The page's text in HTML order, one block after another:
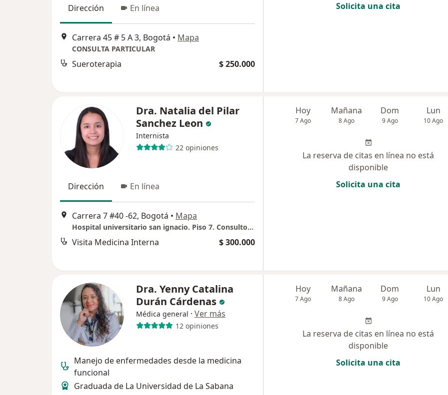
Dirección En línea
Carrera 45 # 5 A 3, Bogotá • Mapa
CONSULTA PARTICULAR
Sueroterapia $ 250.000
Solicita una cita
Dra. Natalia del Pilar
Sanchez Leon
Internista
22 opiniones
Dirección En línea
Carrera 7 #40 -62, Bogotá • Mapa
Hospital universitario san ignacio. Piso 7. Consultorios SIPE
Visita Medicina Interna $ 300.000
Hoy
7 Ago
Mañana
8 Ago
Dom
9 Ago
Lun
10 Ago
La reserva de citas en línea no está
disponible
Solicita una cita
Dra. Yenny Catalina
Durán Cárdenas
Médica general · Ver más
12 opiniones
Manejo de enfermedades desde la medicina
funcional
Graduada de La Universidad de La Sabana
Hoy
7 Ago
Mañana
8 Ago
Dom
9 Ago
Lun
10 Ago
La reserva de citas en línea no está
disponible
Solicita una cita